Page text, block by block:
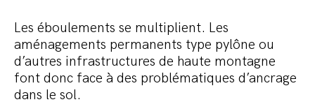
Les éboulements se multiplient. Les
aménagements permanents type pylône ou
d’autres infrastructures de haute montagne
font donc face à des problématiques d’ancrage
dans le sol.